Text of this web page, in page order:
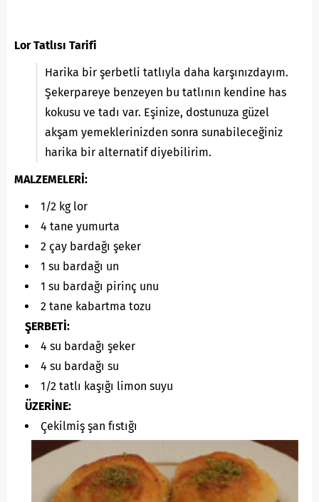
Lor Tatlısı Tarifi
Harika bir şerbetli tatlıyla daha karşınızdayım.
Şekerpareye benzeyen bu tatlının kendine has
kokusu ve tadı var. Eşinize, dostunuza güzel
akşam yemeklerinizden sonra sunabileceğiniz
harika bir alternatif diyebilirim.
MALZEMELERİ:
1/2 kg lor
4 tane yumurta
2 çay bardağı şeker
1 su bardağı un
1 su bardağı pirinç unu
2 tane kabartma tozu
ŞERBETİ:
4 su bardağı şeker
4 su bardağı su
1/2 tatlı kaşığı limon suyu
ÜZERİNE:
Çekilmiş şan fıstığı